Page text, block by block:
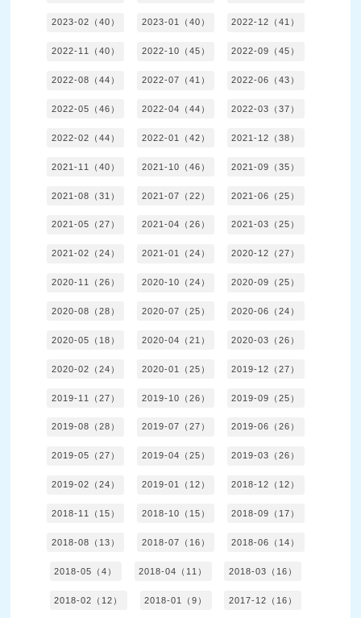
2023-02（40） 2023-01（40） 2022-12（41）
2022-11（40） 2022-10（45） 2022-09（45）
2022-08（44） 2022-07（41） 2022-06（43）
2022-05（46） 2022-04（44） 2022-03（37）
2022-02（44） 2022-01（42） 2021-12（38）
2021-11（40） 2021-10（46） 2021-09（35）
2021-08（31） 2021-07（22） 2021-06（25）
2021-05（27） 2021-04（26） 2021-03（25）
2021-02（24） 2021-01（24） 2020-12（27）
2020-11（26） 2020-10（24） 2020-09（25）
2020-08（28） 2020-07（25） 2020-06（24）
2020-05（18） 2020-04（21） 2020-03（26）
2020-02（24） 2020-01（25） 2019-12（27）
2019-11（27） 2019-10（26） 2019-09（25）
2019-08（28） 2019-07（27） 2019-06（26）
2019-05（27） 2019-04（25） 2019-03（26）
2019-02（24） 2019-01（12） 2018-12（12）
2018-11（15） 2018-10（15） 2018-09（17）
2018-08（13） 2018-07（16） 2018-06（14）
2018-05（4） 2018-04（11） 2018-03（16）
2018-02（12） 2018-01（9） 2017-12（16）